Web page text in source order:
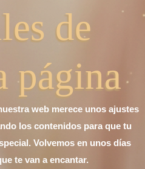
de
página
web merece unos ajustes
los contenidos para que tu
Volvemos en unos días
te van a encantar.